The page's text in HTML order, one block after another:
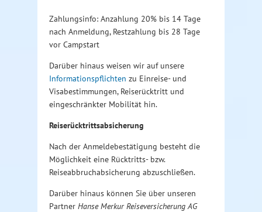
Zahlungsinfo: Anzahlung 20% bis 14 Tage
nach Anmeldung, Restzahlung bis 28 Tage
vor Campstart
Darüber hinaus weisen wir auf unsere
Informationspflichten zu Einreise- und
Visabestimmungen, Reiserücktritt und
eingeschränkter Mobilität hin.
Reiserücktrittsabsicherung
Nach der Anmeldebestätigung besteht die
Möglichkeit eine Rücktritts- bzw.
Reiseabbruchabsicherung abzuschließen.
Darüber hinaus können Sie über unseren
Partner Hanse Merkur Reiseversicherung AG